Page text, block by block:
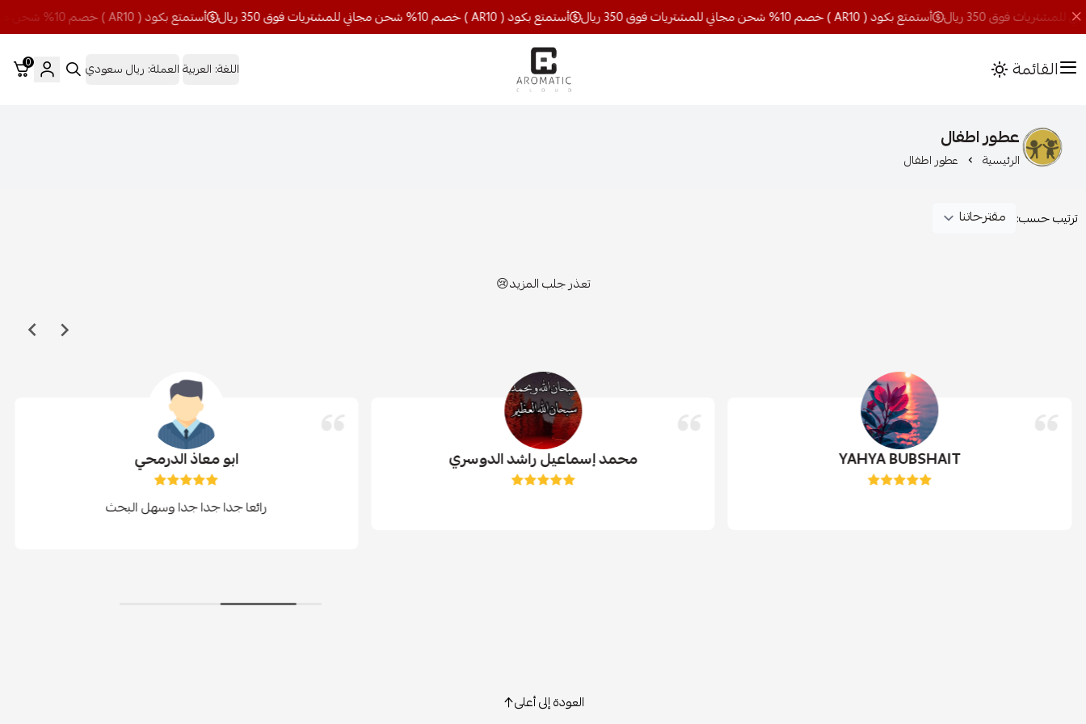
أستمتع بكود ( AR10 ) خصم 10% شحن مجاني للمشتريات فوق 350 ريال أستمتع بكود ( AR10 ) خصم 10% شحن مجاني للمشتريات فوق 350 ريال أستمتع بكود ( AR10 ) خصم 10% شحن مجاني للمشتريات فوق 350 ريال
القائمة اروماتيك كلاود اللغة: العربيةالعملة: ريال سعودي 0
عطور اطفال
الرئيسية عطور اطفال
ترتيب حسب:
تعذر جلب المزيد😢
YAHYA BUBSHAIT محمد إسماعيل راشد الدوسري ابو معاذ الدرمحي
رائعا جدا جدا جدا وسهل البحث
العودة إلى أعلى